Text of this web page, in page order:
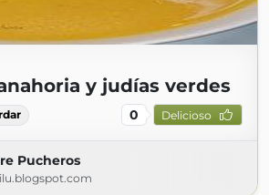
y judías verdes
0 Delicioso
Pucheros